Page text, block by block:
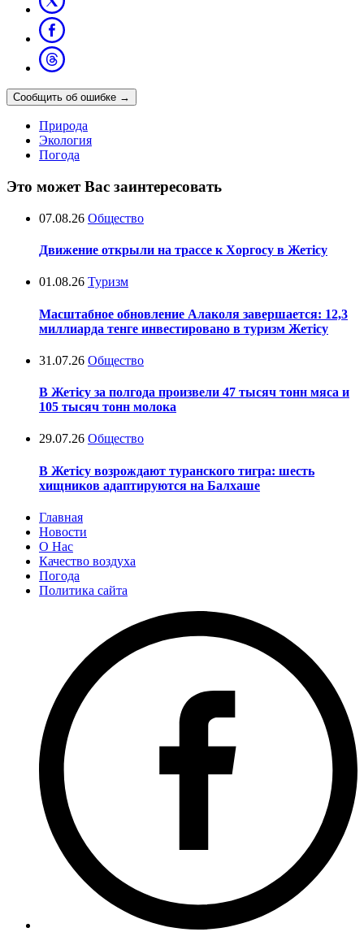
Сообщить об ошибке →
Природа
Экология
Погода
Это может Вас заинтересовать
07.08.26 Общество
Движение открыли на трассе к Хоргосу в Жетісу
01.08.26 Туризм
Масштабное обновление Алаколя завершается: 12,3
миллиарда тенге инвестировано в туризм Жетісу
31.07.26 Общество
В Жетісу за полгода произвели 47 тысяч тонн мяса и
105 тысяч тонн молока
29.07.26 Общество
В Жетісу возрождают туранского тигра: шесть
хищников адаптируются на Балхаше
Главная
Новости
О Нас
Качество воздуха
Погода
Политика сайта